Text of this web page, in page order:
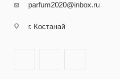
parfum2020@inbox.ru
г. Костанай